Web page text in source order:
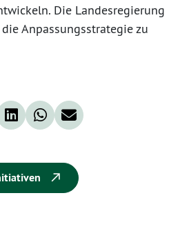
Die Landesregierung
Anpassungsstrategie zu